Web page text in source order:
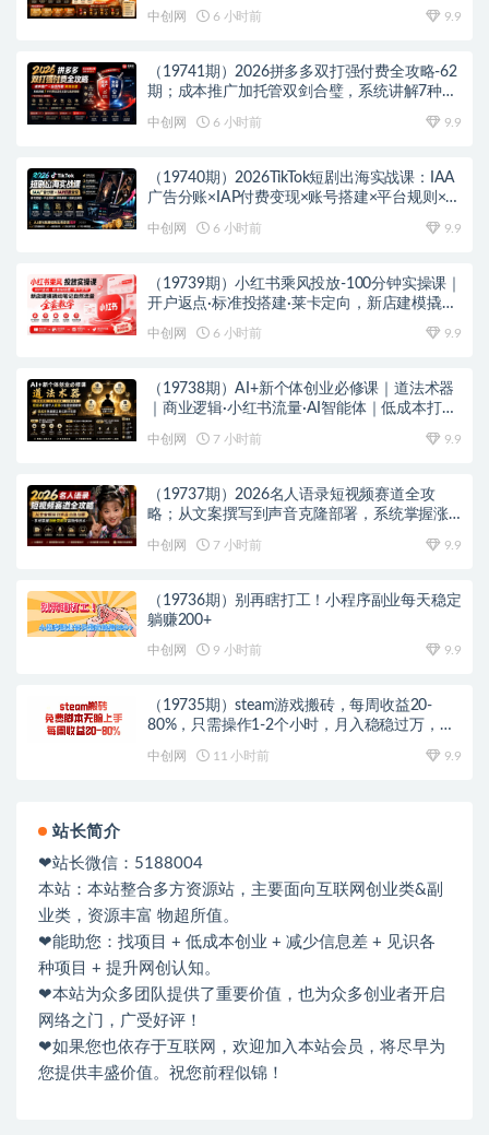
中创网 6 小时前 9.9
（19741期）2026拼多多双打强付费全攻略-62
期；成本推广加托管双剑合璧，系统讲解7种付
中创网 6 小时前 9.9
（19740期）2026TikTok短剧出海实战课：IAA
广告分账×IAP付费变现×账号搭建×平台规则×双
中创网 6 小时前 9.9
（19739期）小红书乘风投放-100分钟实操课｜
开户返点·标准投搭建·莱卡定向，新店建模撬动
中创网 6 小时前 9.9
（19738期）AI+新个体创业必修课｜道法术器
｜商业逻辑·小红书流量·AI智能体｜低成本打造
中创网 7 小时前 9.9
（19737期）2026名人语录短视频赛道全攻
略；从文案撰写到声音克隆部署，系统掌握涨
中创网 7 小时前 9.9
（19736期）别再瞎打工！小程序副业每天稳定
躺赚200+
中创网 9 小时前 9.9
（19735期）steam游戏搬砖，每周收益20-
80%，只需操作1-2个小时，月入稳稳过万，零
中创网 11 小时前 9.9
站长简介
❤站长微信：5188004
本站：本站整合多方资源站，主要面向互联网创业类&副
业类，资源丰富 物超所值。
❤能助您：找项目 + 低成本创业 + 减少信息差 + 见识各
种项目 + 提升网创认知。
❤本站为众多团队提供了重要价值，也为众多创业者开启
网络之门，广受好评！
❤如果您也依存于互联网，欢迎加入本站会员，将尽早为
您提供丰盛价值。祝您前程似锦！